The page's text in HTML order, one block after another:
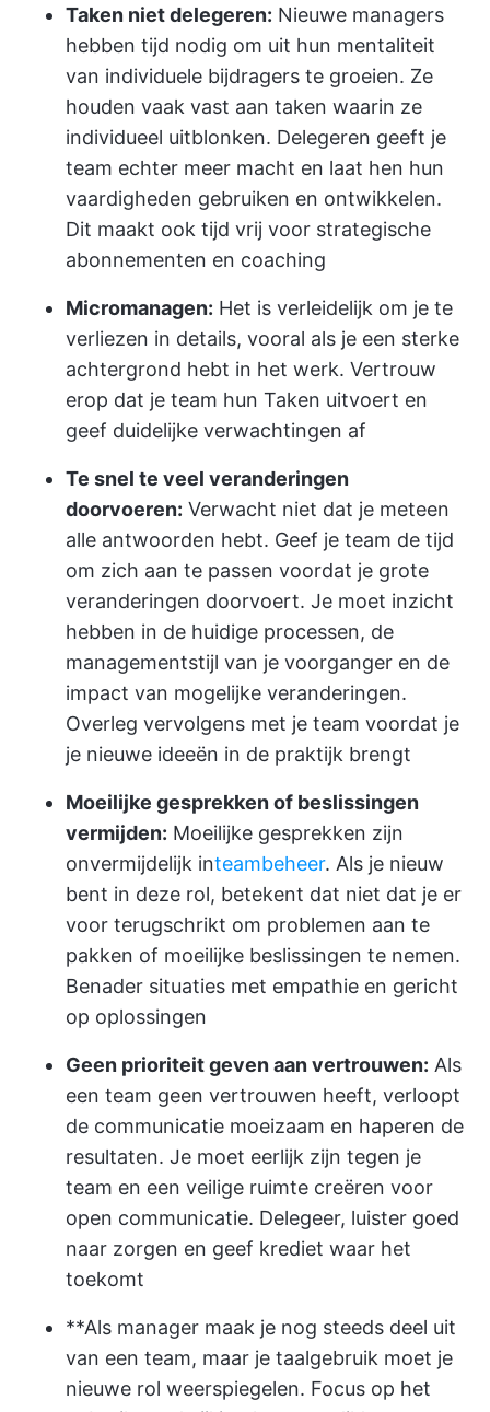
Taken niet delegeren: Nieuwe managers
hebben tijd nodig om uit hun mentaliteit
van individuele bijdragers te groeien. Ze
houden vaak vast aan taken waarin ze
individueel uitblonken. Delegeren geeft je
team echter meer macht en laat hen hun
vaardigheden gebruiken en ontwikkelen.
Dit maakt ook tijd vrij voor strategische
abonnementen en coaching
Micromanagen: Het is verleidelijk om je te
verliezen in details, vooral als je een sterke
achtergrond hebt in het werk. Vertrouw
erop dat je team hun Taken uitvoert en
geef duidelijke verwachtingen af
Te snel te veel veranderingen
doorvoeren: Verwacht niet dat je meteen
alle antwoorden hebt. Geef je team de tijd
om zich aan te passen voordat je grote
veranderingen doorvoert. Je moet inzicht
hebben in de huidige processen, de
managementstijl van je voorganger en de
impact van mogelijke veranderingen.
Overleg vervolgens met je team voordat je
je nieuwe ideeën in de praktijk brengt
Moeilijke gesprekken of beslissingen
vermijden: Moeilijke gesprekken zijn
onvermijdelijk inteambeheer. Als je nieuw
bent in deze rol, betekent dat niet dat je er
voor terugschrikt om problemen aan te
pakken of moeilijke beslissingen te nemen.
Benader situaties met empathie en gericht
op oplossingen
Geen prioriteit geven aan vertrouwen: Als
een team geen vertrouwen heeft, verloopt
de communicatie moeizaam en haperen de
resultaten. Je moet eerlijk zijn tegen je
team en een veilige ruimte creëren voor
open communicatie. Delegeer, luister goed
naar zorgen en geef krediet waar het
toekomt
**Als manager maak je nog steeds deel uit
van een team, maar je taalgebruik moet je
nieuwe rol weerspiegelen. Focus op het